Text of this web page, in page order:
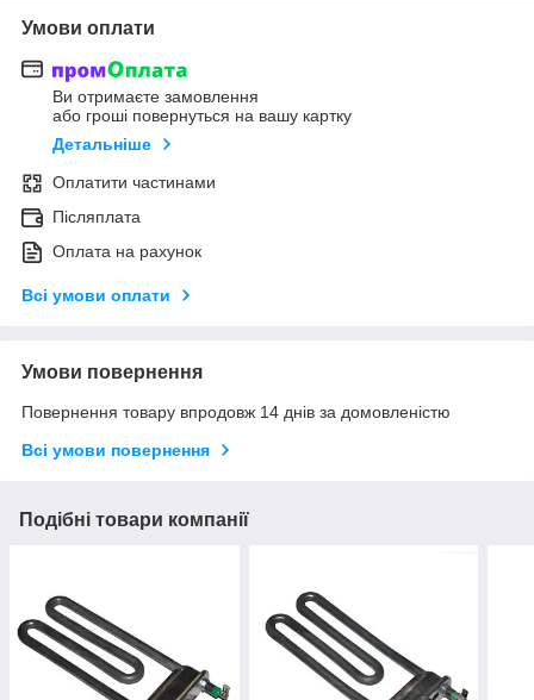
Умови оплати
Ви отримаєте замовлення
або гроші повернуться на вашу картку
Детальніше
Оплатити частинами
Післяплата
Оплата на рахунок
Всі умови оплати
Умови повернення
Повернення товару впродовж 14 днів за домовленістю
Всі умови повернення
Подібні товари компанії